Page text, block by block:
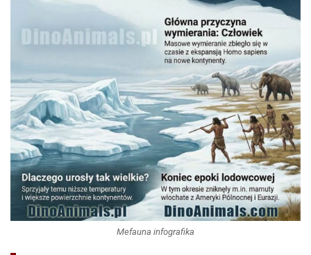
Mefauna infografika